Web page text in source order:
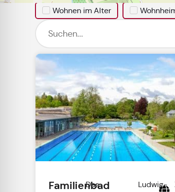
Wohnen im Alter
Familienbad
Das
Ludwig-